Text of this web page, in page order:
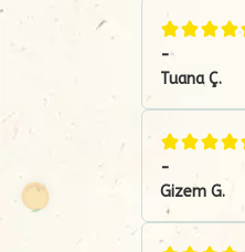
-
TuanaÇ.
-
Gizem G.